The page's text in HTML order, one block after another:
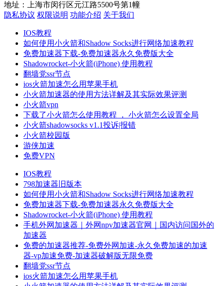
地址：上海市闵行区元江路5500号第1幢
隐私协议 权限说明 功能介绍 关于我们
IOS教程
如何使用小火箭和Shadow Socks进行网络加速教程
免费加速器下载-免费加速器永久免费版大全
Shadowrocket-小火箭(iPhone) 使用教程
翻墙党ssr节点
ios火箭加速怎么用苹果手机
小火箭加速器的使用方法详解及其实际效果评测
小火箭vpn
下载了小火箭怎么使用教程 ， 小火箭怎么设置全局
小火箭shadowsocks v1.1投诉|报错
小火箭校园版
游侠加速
免费VPN
IOS教程
798加速器旧版本
如何使用小火箭和Shadow Socks进行网络加速教程
免费加速器下载-免费加速器永久免费版大全
Shadowrocket-小火箭(iPhone) 使用教程
手机外网加速器｜外网npv加速器官网｜国内访问国外的
加速器
免费的加速器推荐-免费外网加速-永久免费加速的加速
器-vp加速免费-加速器破解版无限免费
翻墙党ssr节点
ios火箭加速怎么用苹果手机